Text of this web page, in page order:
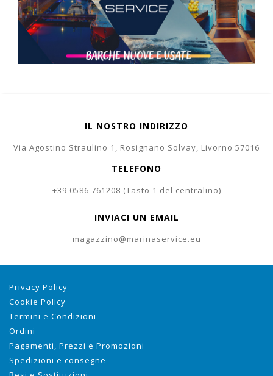
IL NOSTRO INDIRIZZO
Via Agostino Straulino 1, Rosignano Solvay, Livorno 57016
TELEFONO
+39 0586 761208 (Tasto 1 del centralino)
INVIACI UN EMAIL
magazzino@marinaservice.eu
Privacy Policy
Cookie Policy
Termini e Condizioni
Ordini
Pagamenti, Prezzi e Promozioni
Spedizioni e consegne